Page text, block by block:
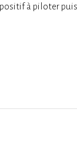
à piloter